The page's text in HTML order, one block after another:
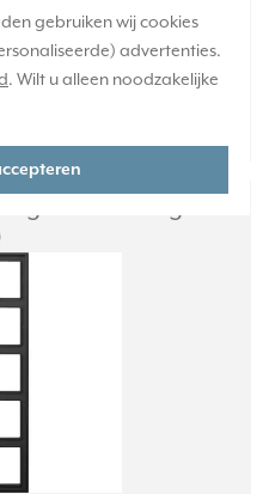
gebruiken wij cookies
advertenties.
. Wilt u alleen noodzakelijke